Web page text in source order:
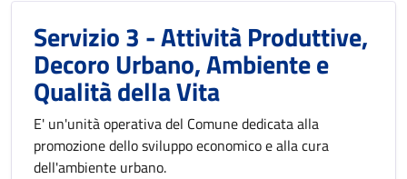
Servizio 3 - Attività Produttive,
Decoro Urbano, Ambiente e
Qualità della Vita
E' un'unità operativa del Comune dedicata alla
promozione dello sviluppo economico e alla cura
dell'ambiente urbano.